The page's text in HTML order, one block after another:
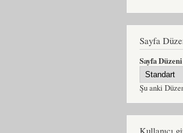
Sayfa
Sayfa
Şu anki
Kullanıcı